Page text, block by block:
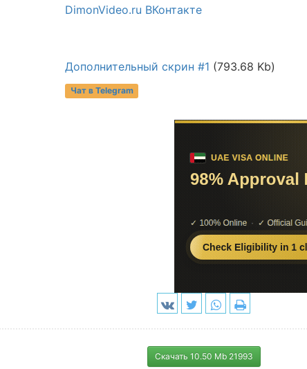
DimonVideo.ru ВКонтакте
Дополнительный скрин #1 (793.68 Kb)
Чат в Telegram
Скачать 10.50 Mb 21993